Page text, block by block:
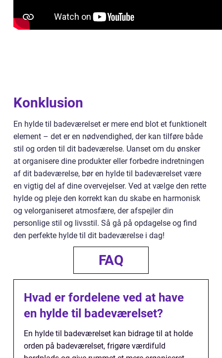
Konklusion
En hylde til badeværelset er mere end blot et funktionelt
element – det er en nødvendighed, der kan tilføre både
stil og orden til dit badeværelse. Uanset om du ønsker
at organisere dine produkter eller forbedre indretningen
af dit badeværelse, bør en hylde til badeværelset være
en vigtig del af dine overvejelser. Ved at vælge den rette
hylde og pleje den korrekt kan du skabe en harmonisk
og velorganiseret atmosfære, der afspejler din
personlige stil og livsstil. Så gå på opdagelse og find
den perfekte hylde til dit badeværelse i dag!
FAQ
Hvad er fordelene ved at have
en hylde til badeværelset?
En hylde til badeværelset kan bidrage til at holde
orden på badeværelset, frigøre værdifuld